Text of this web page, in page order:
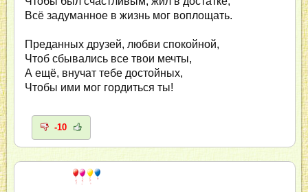
Всё задуманное в жизнь мог воплощать.
Преданных друзей, любви спокойной,
Чтоб сбывались все твои мечты,
А ещё, внучат тебе достойных,
Чтобы ими мог гордиться ты!
-10